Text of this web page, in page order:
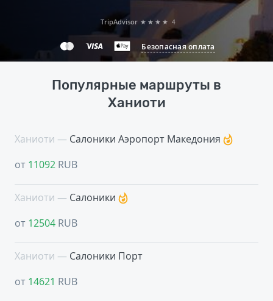
Безопасная оплата
TripAdvisor ★★★★ 4
Популярные маршруты в
Ханиоти
Ханиоти — Салоники Аэропорт Македония
от 11092 RUB
Ханиоти — Салоники
от 12504 RUB
Ханиоти — Салоники Порт
от 14621 RUB